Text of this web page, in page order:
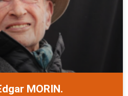
MORIN.